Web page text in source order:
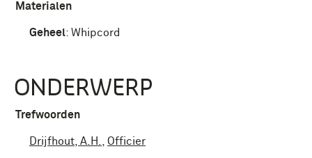
Materialen
Geheel: Whipcord
ONDERWERP
Trefwoorden
Drijfhout, A.H. Officier